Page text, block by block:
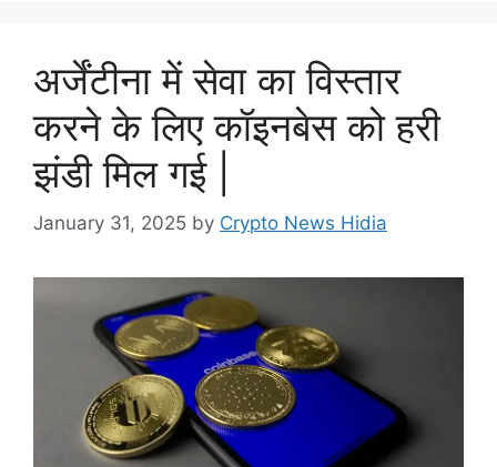
अर्जेंटीना में सेवा का विस्तार
करने के लिए कॉइनबेस को हरी
झंडी मिल गई |
January 31, 2025 by Crypto News Hidia